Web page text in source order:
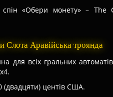
«Обери монету» – The
Слота Аравійська троянда
для всіх гральних
(двадцяти) центів США.